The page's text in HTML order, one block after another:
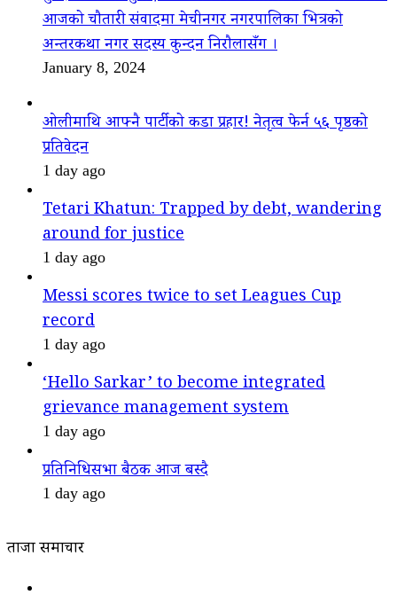
आजको चौतारी संवादमा मेचीनगर नगरपालिका भित्रको
अन्तरकथा नगर सदस्य कुन्दन निरौलासँग ।
January 8, 2024
ओलीमाथि आफ्नै पार्टीको कडा प्रहार! नेतृत्व फेर्न ५६ पृष्ठको
प्रतिवेदन
1 day ago
Tetari Khatun: Trapped by debt, wandering
around for justice
1 day ago
Messi scores twice to set Leagues Cup
record
1 day ago
‘Hello Sarkar’ to become integrated
grievance management system
1 day ago
प्रतिनिधिसभा बैठक आज बस्दै
1 day ago
ताजा समाचार